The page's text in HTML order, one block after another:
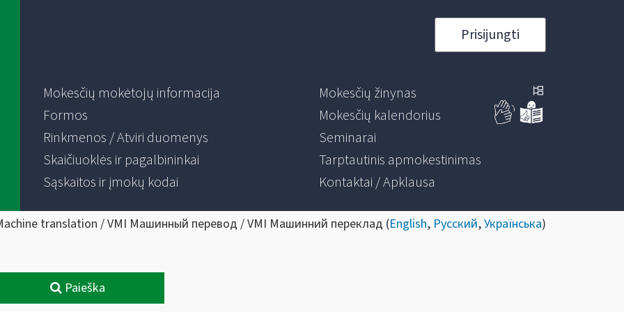
Prisijungti
Mokesčių mokėtojų informacija
Formos
Rinkmenos / Atviri duomenys
Skaičiuoklės ir pagalbininkai
Sąskaitos ir įmokų kodai
Mokesčių žinynas
Mokesčių kalendorius
Seminarai
Tarptautinis apmokestinimas
Kontaktai / Apklausa
translation / VMI Машинный перевод / VMI Машинний переклад (English, Русский,Українська)
Paieška